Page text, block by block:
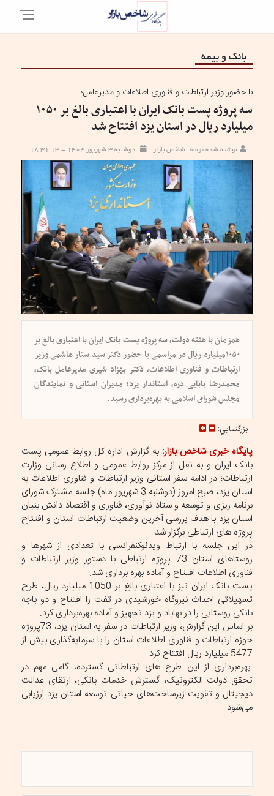
بانک و بیمه
با حضور وزیر ارتباطات و فناوری اطلاعات و مدیرعامل؛
سه پروژه پست بانک ایران با اعتباری بالغ بر ۱۰۵۰
میلیارد ریال در استان یزد افتتاح شد
نوشته شده توسط: شاخص بازار دوشنبه ۳ شهریور ۱۴۰۴ - ۱۸:۳۱:۱۳
همزمان با هفته دولت، سه پروژه پست بانک ایران با اعتباری بالغ بر
۱۰۵۰میلیارد ریال در مراسمی با حضور دکتر سید ستار هاشمی وزیر
ارتباطات و فناوری اطلاعات، دکتر بهزاد شیری مدیرعامل بانک،
محمدرضا بابایی دره، استاندار یزد؛ مدیران استانی و نمایندگان
مجلس شورای اسلامی به بهره‌برداری رسید.
بزرگنمايي:
پایگاه خبری شاخص بازار:به گزارش اداره کل روابط عمومی پست
بانک ایران و به نقل از مرکز روابط عمومی و اطلاع رسانی وزارت
ارتباطات؛ در ادامه سفر استانی وزیر ارتباطات و فناوری اطلاعات به
استان یزد، صبح امروز (دوشنبه 3 شهریور ماه) جلسه مشترک شورای
برنامه ریزی و توسعه و ستاد نوآوری، فناوری و اقتصاد دانش بنیان
استان یزد با هدف بررسی آخرین وضعیت ارتباطات استان و افتتاح
پروژه های ارتباطی برگزار شد.
در این جلسه با ارتباط ویدئوکنفرانسی با تعدادی از شهرها و
روستاهای استان 73 پروژه ارتباطی با دستور وزیر ارتباطات و
فناوری اطلاعات افتتاح و آماده بهره برداری شد.
پست بانک ایران نیز با اعتباری بالغ بر 1050 میلیارد ریال، طرح
تسهیلاتی احداث نیروگاه خورشیدی در تفت را افتتاح و دو باجه
بانکی روستایی را در بهاباد و یزد تجهیز و آماده بهره‌برداری کرد.
بر اساس این گزارش، وزیر ارتباطات در سفر به استان یزد، 73پروژه
حوزه ارتباطات و فناوری اطلاعات استان را با سرمایه‌گذاری بیش از
5477 میلیارد ریال افتتاح کرد.
بهره‌برداری از این طرح های ارتباطاتی گسترده، گامی مهم در
تحقق دولت الکترونیک، گسترش خدمات بانکی، ارتقای عدالت
دیجیتال و تقویت زیرساخت‌های حیاتی توسعه استان یزد ارزیابی
می‌شود.